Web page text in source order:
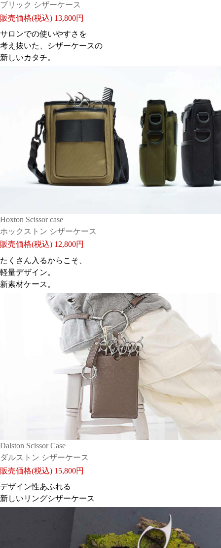
しっかりした作りで色味もとっても可愛い。 掃除がし
にくそうという点が気になりますが、サイトで販売して
色がかわいい
日付：2025/12/01 投稿者： P_8463
おすすめレベル：
★★★★★
グレーブルーアジュール、なかなかない色で選びました
が色味がとても可愛い。革も柔らかめだけどしっかりし
てて、おいてもちゃんと倒れずに立ってくれます。発送
もはやく梱包も丁寧でした。
日付：2025/11/25 投稿者： poko031292
おすすめレベル： ★★★★
色がカッコよくて買いましたジャギジャギした感じがな
く、すごく滑らかに切れます。30%より少し少なめな感
じもしますが、ぎゃくにちょうど良いくらいで気に入っ
パワーあるけど重くない
日付：2025/09/29 投稿者： 833master
おすすめレベル：★★★★★
ブリック シザーケース
販売価格(税込) 13,800円
サロンでの使いやすさを
考え抜いた、シザーケースの
新しいカタチ。
Hoxton Scissor case
ホックストン シザーケース
販売価格(税込) 12,800円
たくさん入るからこそ、
軽量デザイン。
新素材ケース。
Dalston Scissor Case
ダルストン シザーケース
販売価格(税込) 15,800円
デザイン性あふれる
新しいリングシザーケース